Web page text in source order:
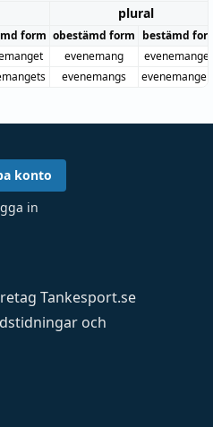
plural
form obestämd form bestämd
evenemang
evenemangs
Tankesport.se
och
konto
in